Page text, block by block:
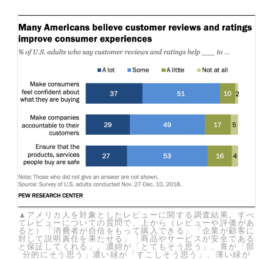
▲アメリカ人を対象としたレビューに関する調査結果。すべ
てレビューについての質問で、上から（レビューや評価があ
ると）「消費者が自信をもって購入できる」「企業が顧客に
対して説明責任を果たせる」「商品やサービスが安全である
と保証してくれる」。濃紺が「とてもそう思う」、青が「部
分的にそう思う」濃い緑が「すこしそう思う」、薄い緑が